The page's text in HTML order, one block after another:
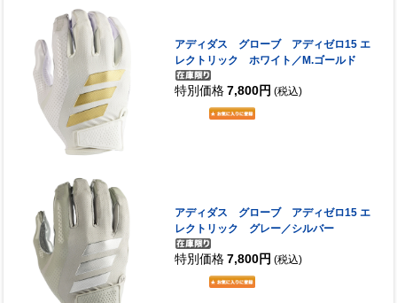
アディダス グローブ アディゼロ15 エ
レクトリック ホワイト／M.ゴールド
特別価格 7,800円 (税込)
アディダス グローブ アディゼロ15 エ
レクトリック グレー／シルバー
特別価格 7,800円 (税込)